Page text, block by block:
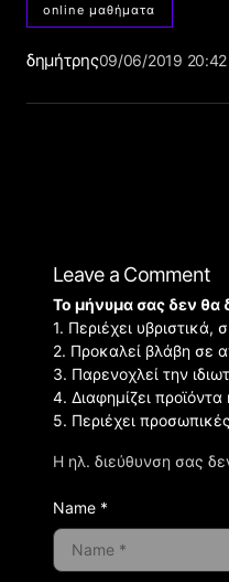
online μαθήματα
δημήτρης09/06/2019 20:42
Leave a Comment
Η ηλ. διεύθυνση σας
Το μήνυμα σας δεν θα
1. Περιέχει
2. Προκαλεί βλάβη σε
3. Παρενοχλεί την
4. Διαφημίζει
5. Περιέχει
Name *